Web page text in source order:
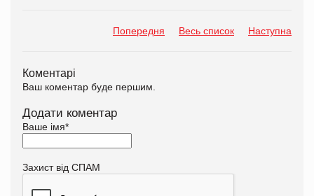
Попередня Весь список Наступна
Коментарі
Ваш коментар буде першим.
Додати коментар
Ваше імя*
Захист від СПАМ